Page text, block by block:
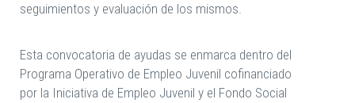
seguimientos y evaluación de los mismos.
Esta convocatoria de ayudas se enmarca dentro del
Programa Operativo de Empleo Juvenil cofinanciado
por la Iniciativa de Empleo Juvenil y el Fondo Social